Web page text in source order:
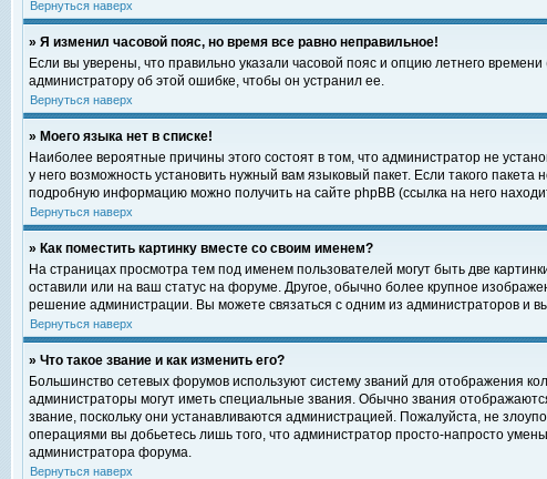
Вернуться наверх
» Я изменил часовой пояс, но время все равно неправильное!
Если вы уверены, что правильно указали часовой пояс и опцию летнего времени
администратору об этой ошибке, чтобы он устранил ее.
Вернуться наверх
» Моего языка нет в списке!
Наиболее вероятные причины этого состоят в том, что администратор не
у него возможность установить нужный вам языковый пакет. Если такого
подробную информацию можно получить на сайте phpBB (ссылка на него
Вернуться наверх
» Как поместить картинку вместе со своим именем?
На страницах просмотра тем под именем пользователей могут быть две
оставили или на ваш статус на форуме. Другое, обычно более крупное
решение администрации. Вы можете связаться с одним из администраторов и
Вернуться наверх
» Что такое звание и как изменить его?
Большинство сетевых форумов используют систему званий для отображения
администраторы могут иметь специальные звания. Обычно звания
звание, поскольку они устанавливаются администрацией. Пожалуйста, не
операциями вы добьетесь лишь того, что администратор просто-напросто
администратора форума.
Вернуться наверх